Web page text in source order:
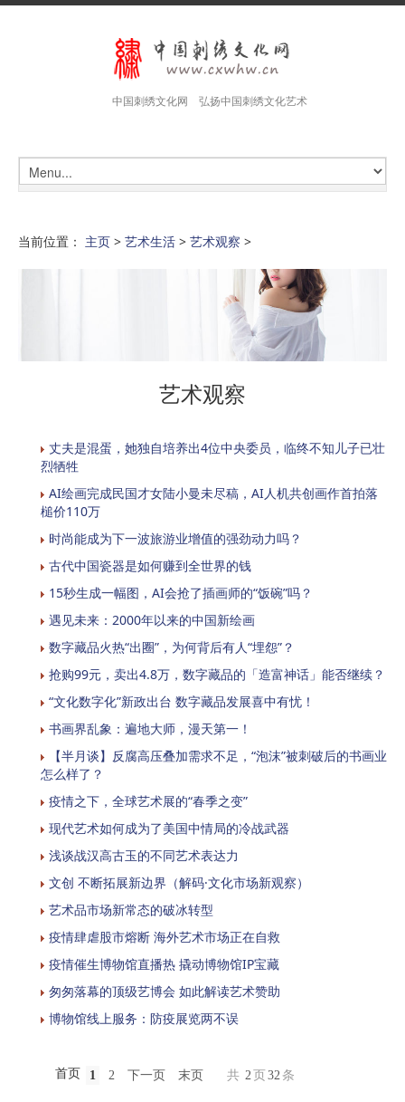
中国刺绣文化网 弘扬中国刺绣文化艺术
当前位置： 主页 > 艺术生活 > 艺术观察 >
艺术观察
丈夫是混蛋，她独自培养出4位中央委员，临终不知儿子已壮
烈牺牲
AI绘画完成民国才女陆小曼未尽稿，AI人机共创画作首拍落
槌价110万
时尚能成为下一波旅游业增值的强劲动力吗？
古代中国瓷器是如何赚到全世界的钱
15秒生成一幅图，AI会抢了插画师的“饭碗”吗？
遇见未来：2000年以来的中国新绘画
数字藏品火热“出圈”，为何背后有人“埋怨”？
抢购99元，卖出4.8万，数字藏品的「造富神话」能否继续？
“文化数字化”新政出台 数字藏品发展喜中有忧！
书画界乱象：遍地大师，漫天第一！
【半月谈】反腐高压叠加需求不足，“泡沫”被刺破后的书画业
怎么样了？
疫情之下，全球艺术展的“春季之变”
现代艺术如何成为了美国中情局的冷战武器
浅谈战汉高古玉的不同艺术表达力
文创 不断拓展新边界（解码·文化市场新观察）
艺术品市场新常态的破冰转型
疫情肆虐股市熔断 海外艺术市场正在自救
疫情催生博物馆直播热 撬动博物馆IP宝藏
匆匆落幕的顶级艺博会 如此解读艺术赞助
博物馆线上服务：防疫展览两不误
首页 1 2 下一页 末页 共 2 页 32 条